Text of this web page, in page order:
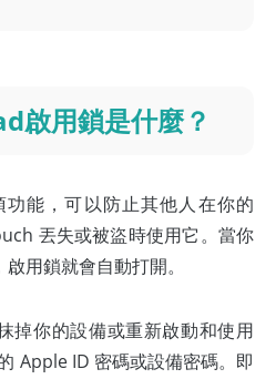
啟用鎖是什麼？
功能，可以防止其他人在你的
丟失或被盜時使用它。當你
用鎖就會自動打開。
掉你的設備或重新啟動和使用
Apple ID 密碼或設備密碼。即